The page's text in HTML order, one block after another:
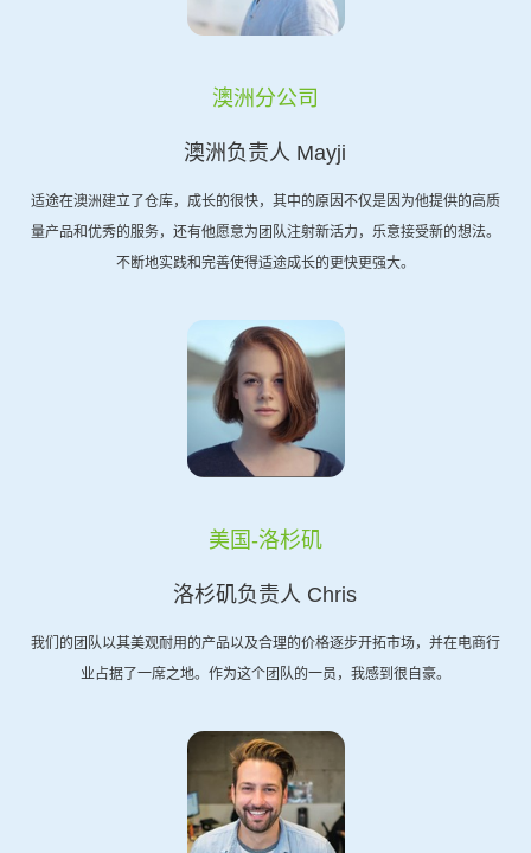
澳洲分公司
澳洲负责人 Mayji
适途在澳洲建立了仓库，成长的很快，其中的原因不仅是因为他提供的高质
量产品和优秀的服务，还有他愿意为团队注射新活力，乐意接受新的想法。
不断地实践和完善使得适途成长的更快更强大。
美国-洛杉矶
洛杉矶负责人 Chris
我们的团队以其美观耐用的产品以及合理的价格逐步开拓市场，并在电商行
业占据了一席之地。作为这个团队的一员，我感到很自豪。